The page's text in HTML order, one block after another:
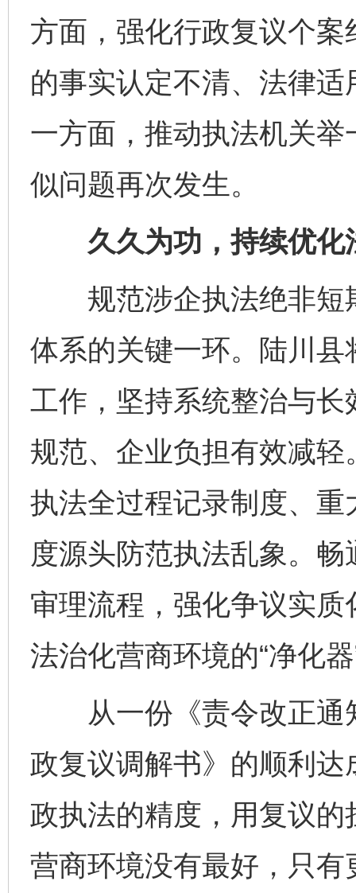
方面，强化行政复议个
的事实认定不清、法律
一方面，推动执法机关
似问题再次发生。
久久为功，持续优化
规范涉企执法绝非短
体系的关键一环。陆川县
工作，坚持系统整治与
规范、企业负担有效减
执法全过程记录制度、
度源头防范执法乱象。
审理流程，强化争议实
法治化营商环境的“净化器
从一份《责令改正通
政复议调解书》的顺利
政执法的精度，用复议
营商环境没有最好，只